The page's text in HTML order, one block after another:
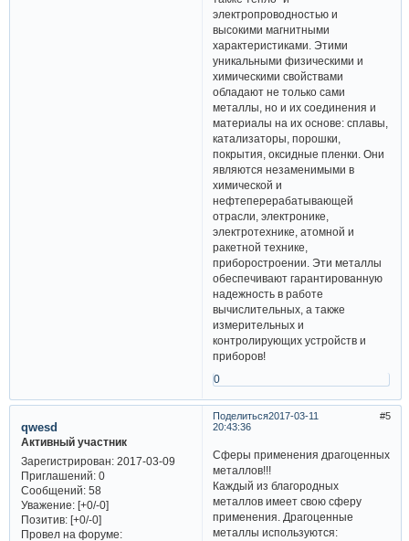
электропроводностью и
высокими магнитными
характеристиками. Этими
уникальными физическими и
химическими свойствами
обладают не только сами
металлы, но и их соединения и
материалы на их основе: сплавы,
катализаторы, порошки,
покрытия, оксидные пленки. Они
являются незаменимыми в
химической и
нефтеперерабатывающей
отрасли, электронике,
электротехнике, атомной и
ракетной технике,
приборостроении. Эти металлы
обеспечивают гарантированную
надежность в работе
вычислительных, а также
измерительных и
контролирующих устройств и
приборов!
0
Поделиться 5
2017-03-11
20:43:36
qwesd
Активный участник
Зарегистрирован: 2017-03-09
Приглашений:0
Сообщений:58
Уважение: [+0/-0]
Позитив: [+0/-0]
Провел на форуме:
Сферы применения драгоценных
металлов!!!
Каждый из благородных
металлов имеет свою сферу
применения. Драгоценные
металлы используются: